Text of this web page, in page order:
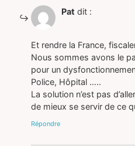
Pat dit :
Et rendre la France,
Nous sommes avons le
pour un
Police, Hôpital …..
La solution n’est pas
de mieux se servir de ce
Répondre